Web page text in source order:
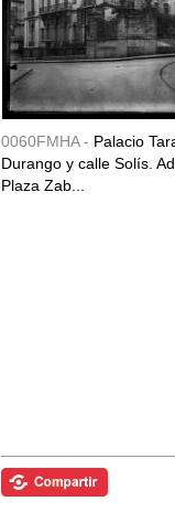
0060FMHA - Palacio
Durango y calle Solís.
Plaza Zab...